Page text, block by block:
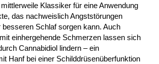
Klassiker für eine Anwendung
das nachweislich Angststörungen
besseren Schlaf sorgen kann. Auch
einhergehende Schmerzen lassen sich
Cannabidiol lindern – ein
Hanf bei einer Schilddrüsenüberfunktion